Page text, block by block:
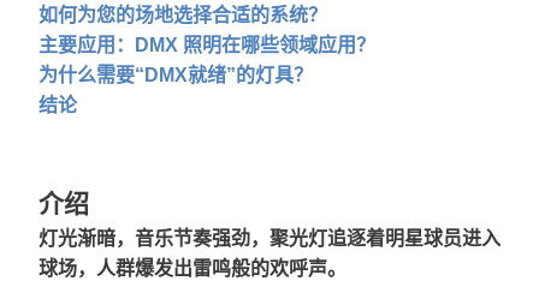
如何为您的场地选择合适的系统？
主要应用：DMX 照明在哪些领域应用？
为什么需要“DMX就绪”的灯具？
结论
介绍
灯光渐暗，音乐节奏强劲，聚光灯追逐着明星球员进入
球场，人群爆发出雷鸣般的欢呼声。